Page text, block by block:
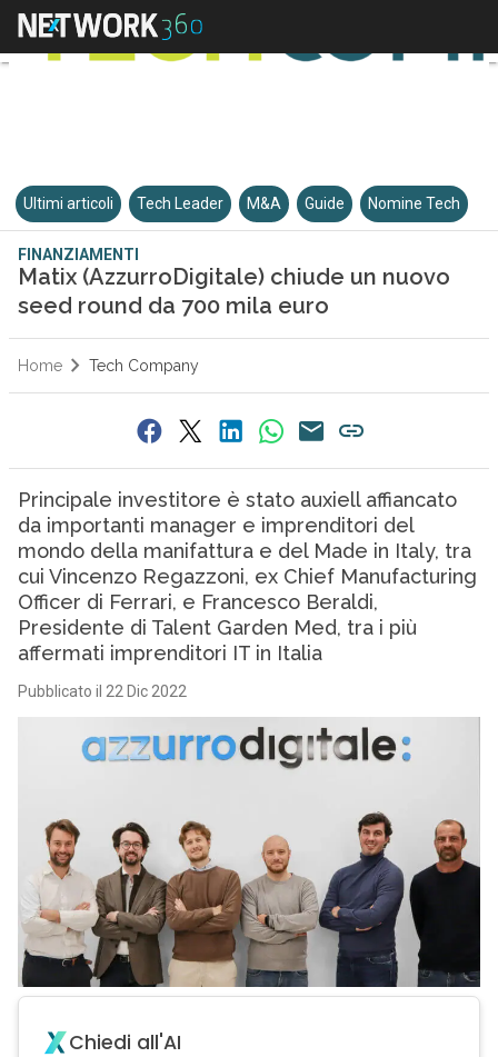
Ultimi articoli Tech Leader M&A Guide Nomine Tech
FINANZIAMENTI
Matix (AzzurroDigitale) chiude un nuovo
seed round da 700 mila euro
Home Tech Company
Principale investitore è stato auxiell affiancato
da importanti manager e imprenditori del
mondo della manifattura e del Made in Italy, tra
cui Vincenzo Regazzoni, ex Chief Manufacturing
Officer di Ferrari, e Francesco Beraldi,
Presidente di Talent Garden Med, tra i più
affermati imprenditori IT in Italia
Pubblicato il 22 Dic 2022
Chiedi all'AI